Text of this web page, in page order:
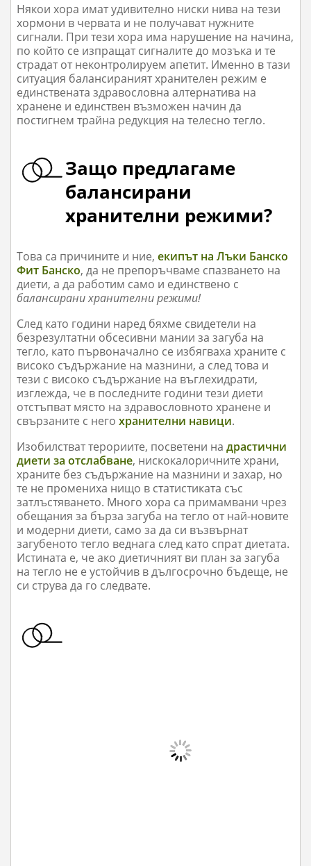
Някои хора имат удивително ниски нива на тези
хормони в червата и не получават нужните
сигнали. При тези хора има нарушение на начина,
по който се изпращат сигналите до мозъка и те
страдат от неконтролируем апетит. Именно в тази
ситуация балансираният хранителен режим е
единствената здравословна алтернатива на
хранене и единствен възможен начин да
постигнем трайна редукция на телесно тегло.
Защо предлагаме
балансирани
хранителни режими?
Това са причините и ние,екипът на Лъки Банско
Фит Банско, да не препоръчваме спазването на
диети, а да работим само и единствено с
балансирани хранителни режими!
След като години наред бяхме свидетели на
безрезултатни обсесивни мании за загуба на
тегло, като първоначално се избягваха храните с
високо съдържание на мазнини, а след това и
тези с високо съдържание на въглехидрати,
изглежда, че в последните години тези диети
отстъпват място на здравословното хранене и
свързаните с негохранителни навици.
Изобилстват терориите, посветени на драстични
диети за отслабване, нискокалоричните храни,
храните без съдържание на мазнини и захар, но
те не промениха нищо в статистиката със
затлъстяването. Много хора са примамвани чрез
обещания за бърза загуба на тегло от най-новите
и модерни диети, само за да си възвърнат
загубеното тегло веднага след като спрат диетата.
Истината е, че ако диетичният ви план за загуба
на тегло не е устойчив в дългосрочно бъдеще, не
си струва да го следвате.